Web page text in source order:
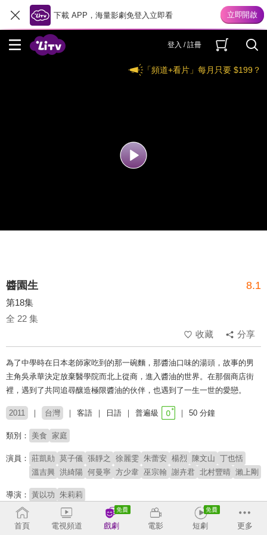
下載 APP，海量影劇免登入立即看
登入 / 註冊
「頻道+看片」每月只要 $199？
醬園生 8.1
第18集
全 22 集
收藏
分享
為了中學時在日本老師家吃到的那一碗麵，那醬油口味的湯頭，故事的男
主角吳承華決定放棄醫學院而北上從商，進入醬油的世界。在那個商店街
裡，遇到了共同追尋釀造極限醬油的伙伴，也遇到了一生一世的愛戀。
2011 台灣 客語 日語 普遍級 50 分鐘
類別： 美食 家庭
演員： 莊凱勛 莫子儀 張靜之 徐麗雯 朱蕾安 楊烈 陳文山 丁也恬
溫吉興 洪綺陽 何曼寧 方少韋 巫宗翰 謝卉君 北村豐晴 瀨上剛
導演： 黃以功 朱莉莉
首頁 電視頻道 戲劇 電影 短劇 更多